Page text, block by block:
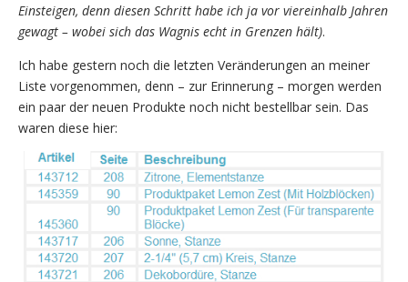
Einsteigen, denn diesen Schritt habe ich ja vor viereinhalb Jahren
gewagt – wobei sich das Wagnis echt in Grenzen hält).
Ich habe gestern noch die letzten Veränderungen an meiner
Liste vorgenommen, denn – zur Erinnerung – morgen werden
ein paar der neuen Produkte noch nicht bestellbar sein. Das
waren diese hier: